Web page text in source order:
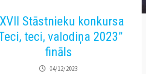
Stāstnieku konkursa
teci, valodiņa 2023”
fināls
04/12/2023